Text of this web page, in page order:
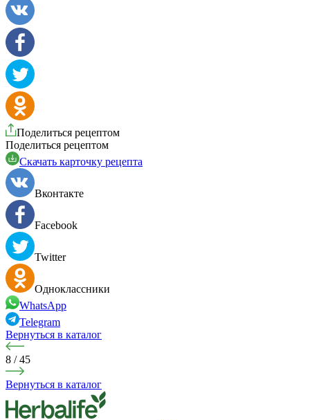
Поделиться рецептом
Поделиться рецептом
Cкачать карточку рецепта
Вконтакте
Facebook
Twitter
Одноклассники
WhatsApp
Telegram
Вернуться в каталог
8 /45
Вернуться в каталог